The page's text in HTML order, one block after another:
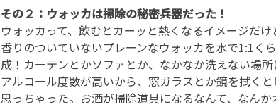
その２：ウォッカは掃除の秘密兵器だった！
ウォッカって、飲むとカーッと熱くなるイメージだ
香りのついていないプレーンなウォッカを水で1:1く
成！カーテンとかソファとか、なかなか洗えない場
アルコール度数が高いから、窓ガラスとか鏡を拭く
思っちゃった。お酒が掃除道具になるなんて、なんか